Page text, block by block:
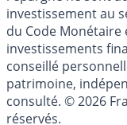
Les articles et
l'épargne ne sont
investissement au
du Code Monétaire
investissements
conseillé
patrimoine,